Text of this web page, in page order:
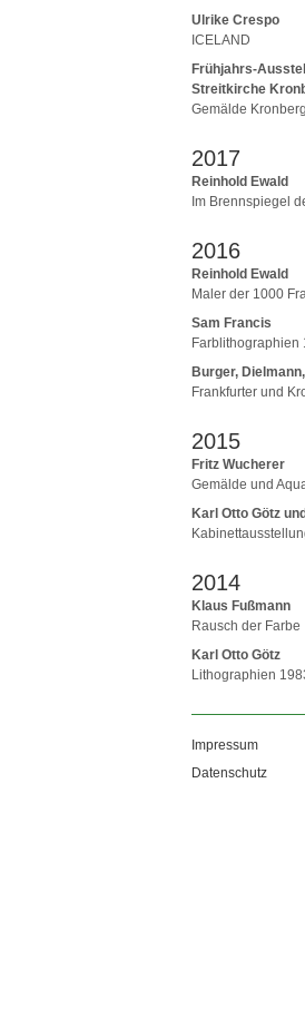
Ulrike Crespo
ICELAND
Frühjahrs-
Streitkirche
Gemälde
2017
Reinhold Ewald
Im Brennspiegel
2016
Reinhold Ewald
Maler der 1000
Sam Francis
Farblithographien
Burger,
Frankfurter und
2015
Fritz Wucherer
Gemälde und
Karl Otto Götz
2014
Klaus Fußmann
Rausch der Farbe
Karl Otto Götz
Lithographien
Impressum
Datenschutz